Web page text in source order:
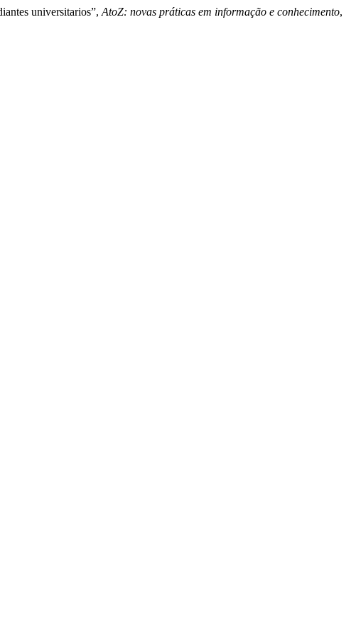
universitarios”, AtoZ: novas práticas em informação e conhecimento,